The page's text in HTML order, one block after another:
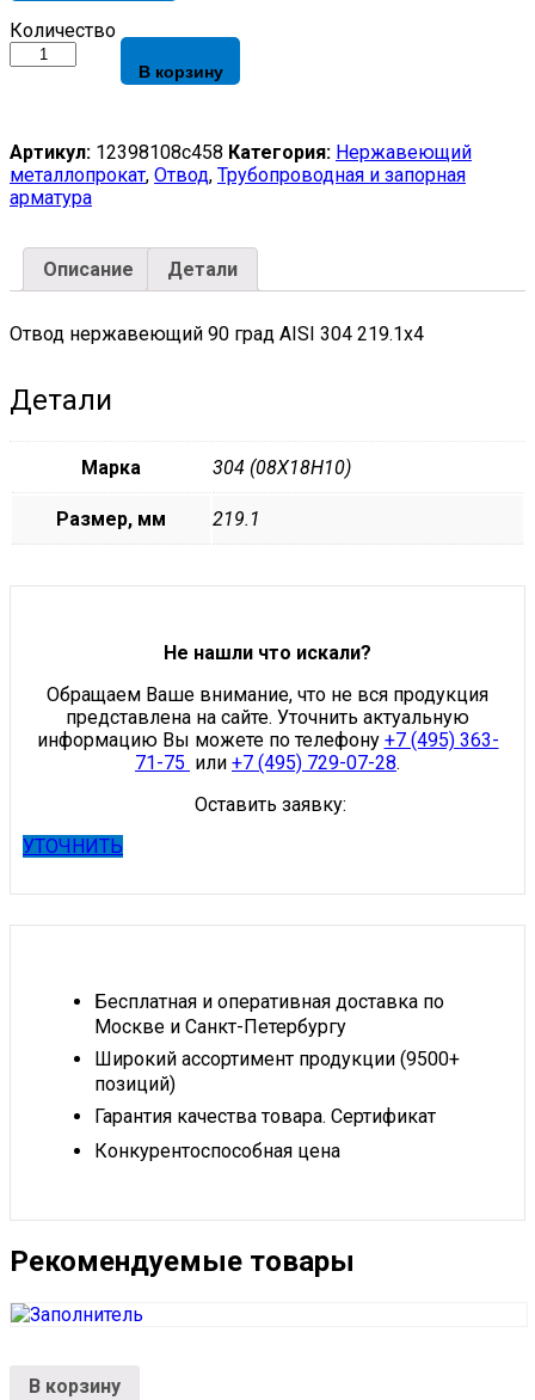
Отвод
нержавеющий
304
219.1х4
quantity
Количество
В корзину
Артикул: 12398108c458 Категория: Нержавеющий
металлопрокат, Отвод, Трубопроводная и запорная
арматура
Описание Детали
Отвод нержавеющий 90 град AISI 304 219.1х4
Детали
Марка 304 (08Х18Н10)
Размер, мм 219.1
Не нашли что искали?
Обращаем Ваше внимание, что не вся продукция
представлена на сайте. Уточнить актуальную
информацию Вы можете по телефону +7 (495) 363-
71-75 или +7 (495) 729-07-28.
Оставить заявку:
УТОЧНИТЬ
Бесплатная и оперативная доставка по
Москве и Санкт-Петербургу
Широкий ассортимент продукции (9500+
позиций)
Гарантия качества товара. Сертификат
Конкурентоспособная цена
Рекомендуемые товары
В корзину